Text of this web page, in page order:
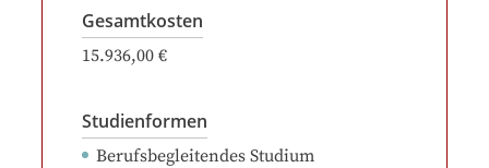
Gesamtkosten
15.936,00 €
Studienformen
Berufsbegleitendes Studium